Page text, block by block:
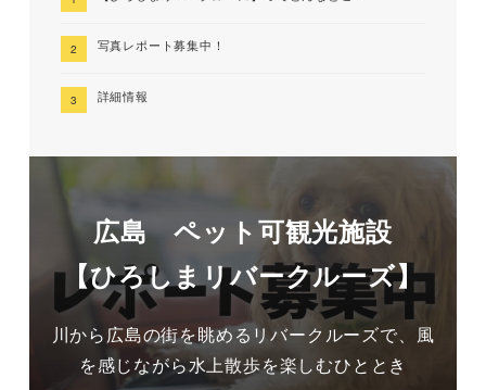
写真レポート募集中！
詳細情報
広島 ペット可観光施設
【ひろしまリバークルーズ】
川から広島の街を眺めるリバークルーズで、風
を感じながら水上散歩を楽しむひととき